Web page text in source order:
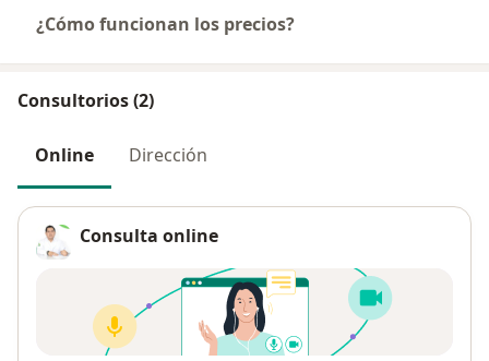
¿Cómo funcionan los precios?
Consultorios (2)
Online Dirección
Consulta online